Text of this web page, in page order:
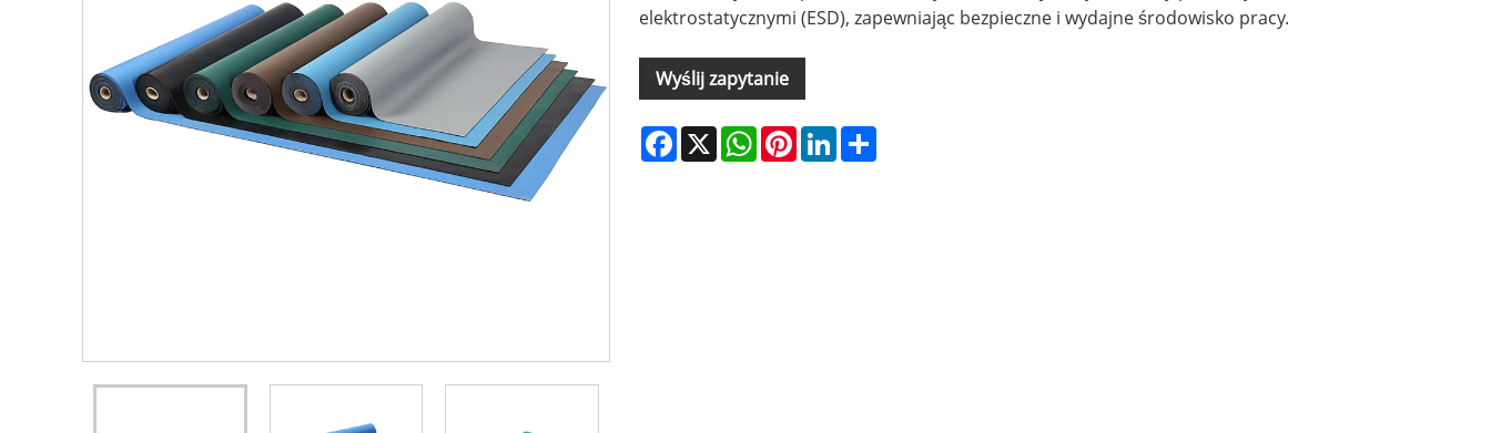
elektrostatycznymi (ESD), zapewniając bezpieczne i wydajne środowisko pracy.
Wyślij zapytanie
Facebook
X WhatsApp
PinterestLinkedIn